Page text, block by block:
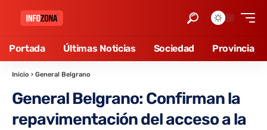
Portada Últimas Noticias Sociedad Provincia
Inicio › General Belgrano
General Belgrano: Confirman la
repavimentación del acceso a la